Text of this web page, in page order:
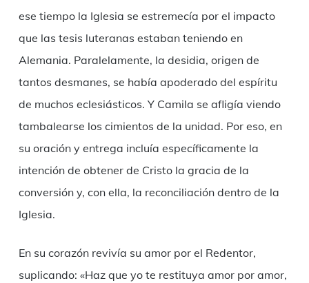
ese tiempo la Iglesia se estremecía por el impacto
que las tesis luteranas estaban teniendo en
Alemania. Paralelamente, la desidia, origen de
tantos desmanes, se había apoderado del espíritu
de muchos eclesiásticos. Y Camila se afligía viendo
tambalearse los cimientos de la unidad. Por eso, en
su oración y entrega incluía específicamente la
intención de obtener de Cristo la gracia de la
conversión y, con ella, la reconciliación dentro de la
Iglesia.
En su corazón revivía su amor por el Redentor,
suplicando: «Haz que yo te restituya amor por amor,